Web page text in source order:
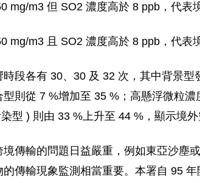
mg/m3 但 SO2 濃度高於 8 ppb，代表
mg/m3 且 SO2 濃度高於 8 ppb，代表
段各有 30、30 及 32 次，其中背景
則從 7 %增加至 35 %；高懸浮微粒
型 ) 則由 33 %上升至 44 %，顯示境
傳輸的問題日益嚴重，例如東亞沙塵
傳輸現象監測相當重要。本署自 95